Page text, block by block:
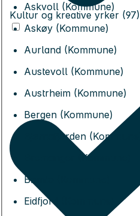
Askvoll (Kommune)
Askøy (Kommune)
Aurland (Kommune)
Austevoll (Kommune)
Austrheim (Kommune)
Bergen (Kommune)
Bjørnafjorden (Kommune)
Bremanger (Kommune)
Bømlo (Kommune)
Eidfjord (Kommune)
Kultur og kreative yrker (97)